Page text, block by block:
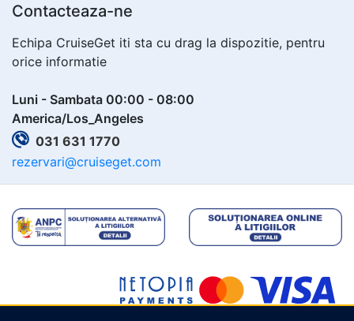
Contacteaza-ne
Echipa CruiseGet iti sta cu drag la dispozitie, pentru
orice informatie
Luni - Sambata 00:00 - 08:00
America/Los_Angeles
031 631 1770
rezervari@cruiseget.com